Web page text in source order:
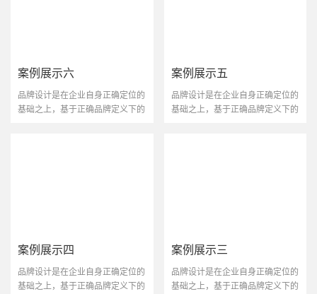
案例展示六
品牌设计是在企业自身正确定位的
基础之上，基于正确品牌定义下的
案例展示五
品牌设计是在企业自身正确定位的
基础之上，基于正确品牌定义下的
案例展示四
品牌设计是在企业自身正确定位的
基础之上，基于正确品牌定义下的
案例展示三
品牌设计是在企业自身正确定位的
基础之上，基于正确品牌定义下的